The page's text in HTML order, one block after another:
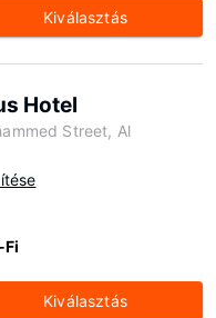
Kiválasztás
Hotel
Street, Al
Fi
Kiválasztás